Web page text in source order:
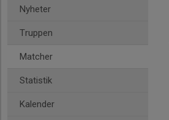
Nyheter
Truppen
Matcher
Statistik
Kalender